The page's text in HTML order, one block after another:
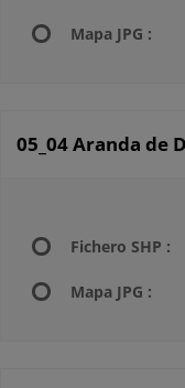
Mapa JPG :
05_04 Aranda de
Fichero SHP :
Mapa JPG :